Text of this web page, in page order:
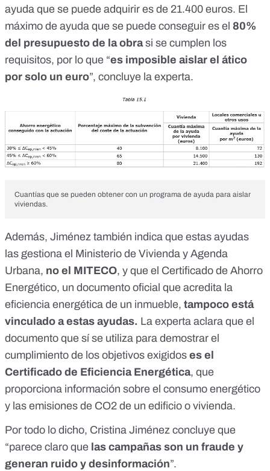
ayuda que se puede adquirir es de 21.400 euros. El
máximo de ayuda que se puede conseguir es el 80%
del presupuesto de la obrasi se cumplen los
requisitos, por lo que “es imposible aislar el ático
por solo un euro”, concluye la experta.
Cuantías que se pueden obtener con un programa de ayuda para aislar
viviendas.
Además, Jiménez también indica que estas ayudas
las gestiona el Ministerio de Vivienda y Agenda
Urbana, no el MITECO, y que el Certificado de Ahorro
Energético, un documento oficial que acredita la
eficiencia energética de un inmueble, tampoco está
vinculado a estas ayudas. La experta aclara que el
documento que sí se utiliza para demostrar el
cumplimiento de los objetivos exigidos es el
Certificado de Eficiencia Energética, que
proporciona información sobre el consumo energético
y las emisiones de CO2 de un edificio o vivienda.
Por todo lo dicho, Cristina Jiménez concluye que
“parece claro que las campañas son un fraude y
generan ruido y desinformación”.